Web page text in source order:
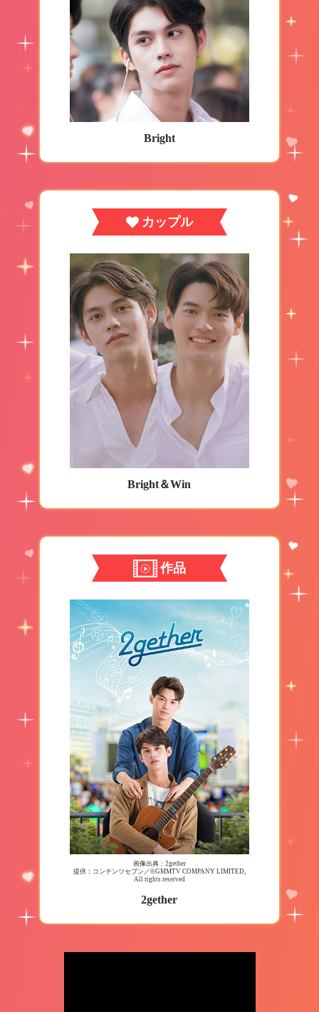
Bright
カップル
Bright＆Win
作品
画像出典：2gether
提供：コンテンツセブン／©GMMTV COMPANY LIMITED,
All rights reserved
2gether